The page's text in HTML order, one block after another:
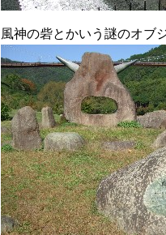
風神の砦とかいう謎のオブ